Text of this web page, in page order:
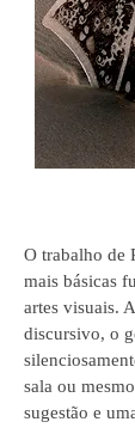
O trabalho de
mais básicas
artes visuais.
discursivo, o
sala ou
sugestão e